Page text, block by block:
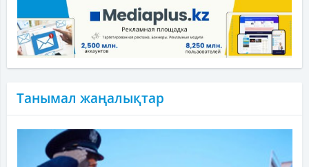
Танымал жаңалықтар